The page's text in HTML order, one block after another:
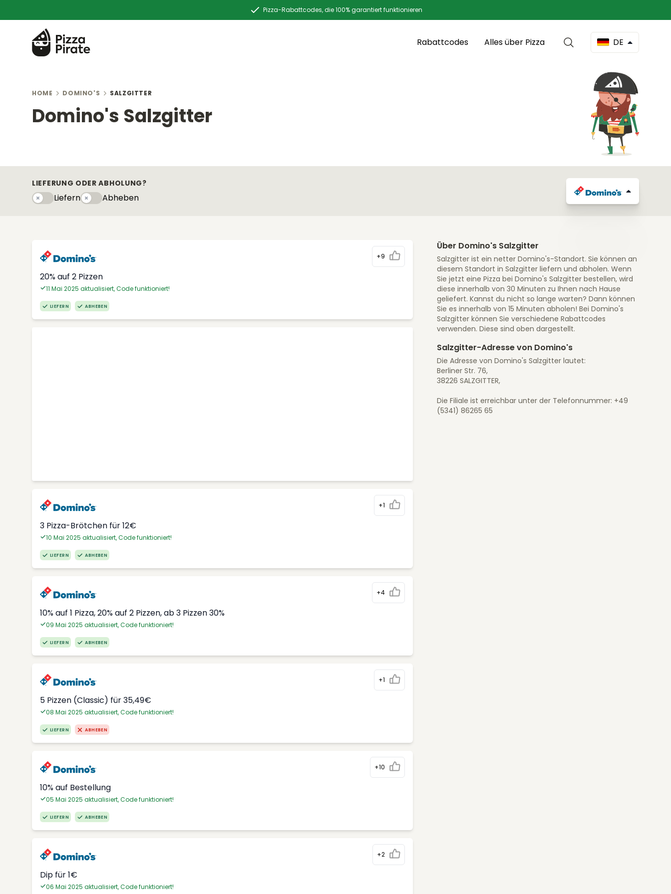
Pizza-Rabattcodes, die 100% garantiert funktionieren
Rabattcodes Alles über Pizza DE
HOME DOMINO'S SALZGITTER
Domino's Salzgitter
LIEFERUNG ODER ABHOLUNG?
LiefernLiefernAbhebeny
Abheben
+9
20% auf 2 Pizzen
11 Mai 2025 aktualisiert, Code funktioniert!
LIEFERN ABHEBEN
+1
3 Pizza-Brötchen für 12€
10 Mai 2025 aktualisiert, Code funktioniert!
LIEFERN ABHEBEN
+4
10% auf 1 Pizza, 20% auf 2 Pizzen, ab 3 Pizzen 30%
09 Mai 2025 aktualisiert, Code funktioniert!
LIEFERN ABHEBEN
+1
5 Pizzen (Classic) für 35,49€
08 Mai 2025 aktualisiert, Code funktioniert!
LIEFERN ABHEBEN
+10
10% auf Bestellung
05 Mai 2025 aktualisiert, Code funktioniert!
LIEFERN ABHEBEN
+2
Dip für 1€
06 Mai 2025 aktualisiert, Code funktioniert!
Über Domino's Salzgitter
Salzgitter ist ein netter Domino's-Standort. Sie können an
diesem Standort in Salzgitter liefern und abholen. Wenn
Sie jetzt eine Pizza bei Domino's Salzgitter bestellen, wird
diese innerhalb von 30 Minuten zu Ihnen nach Hause
geliefert. Kannst du nicht so lange warten? Dann können
Sie es innerhalb von 15 Minuten abholen! Bei Domino's
Salzgitter können Sie verschiedene Rabattcodes
verwenden. Diese sind oben dargestellt.
Salzgitter-Adresse von Domino's
Die Adresse von Domino's Salzgitter lautet:
Berliner Str. 76,
38226 SALZGITTER,
Die Filiale ist erreichbar unter der Telefonnummer: +49
(5341) 86265 65